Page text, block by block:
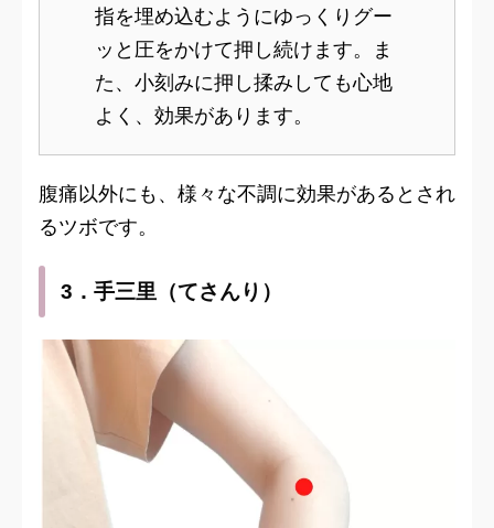
指を埋め込むようにゆっくりグー
ッと圧をかけて押し続けます。ま
た、小刻みに押し揉みしても心地
よく、効果があります。
腹痛以外にも、様々な不調に効果があるとされ
るツボです。
3．手三里（てさんり）